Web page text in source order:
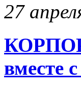
27
вместе